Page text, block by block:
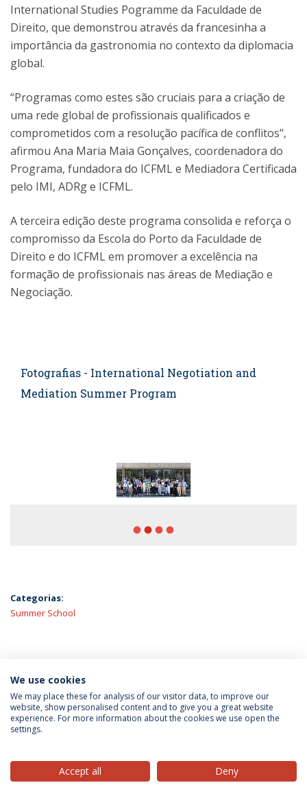
International Studies Pogramme da Faculdade de
Direito, que demonstrou através da francesinha a
importância da gastronomia no contexto da diplomacia
global.
“Programas como estes são cruciais para a criação de
uma rede global de profissionais qualificados e
comprometidos com a resolução pacífica de conflitos",
afirmou Ana Maria Maia Gonçalves, coordenadora do
Programa, fundadora do ICFML e Mediadora Certificada
pelo IMI, ADRg e ICFML.
A terceira edição deste programa consolida e reforça o
compromisso da Escola do Porto da Faculdade de
Direito e do ICFML em promover a excelência na
formação de profissionais nas áreas de Mediação e
Negociação.
Fotografias - International Negotiation and
Mediation Summer Program
fiber_manual_record fiber_manual_record fiber_manual_record fiber_manual_record
Categorias:
Summer School
ÚLTIMAS NOTÍCIAS
Política de Privacidade
Termos & Condições
We use cookies
We may place these for analysis of our visitor data, to improve our
website, show personalised content and to give you a great website
experience. For more information about the cookies we use open the
settings.
Accept all Deny